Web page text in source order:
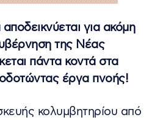
για ακόμη
της Νέας
πάντα κοντά στα
έργα πνοής!
κολυμβητηρίου από